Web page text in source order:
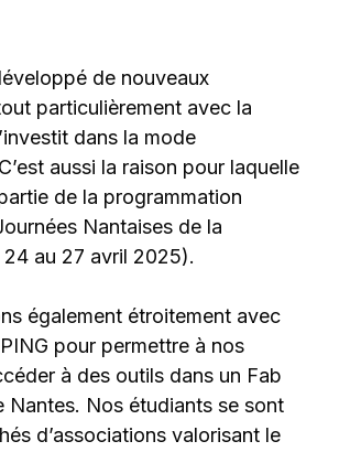
de nouveaux
particulièrement avec la
dans la mode
aussi la raison pour laquelle
de la programmation
Nantaises de la
au 27 avril 2025).
également étroitement avec
pour permettre à nos
à des outils dans un Fab
Nantes. Nos étudiants se sont
d’associations valorisant le